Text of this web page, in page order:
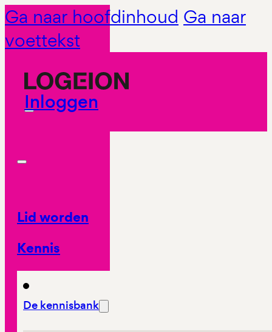
Ga naar hoofdinhoud Ga naar
voettekst
Inloggen
Lid worden
Kennis
De kennisbank